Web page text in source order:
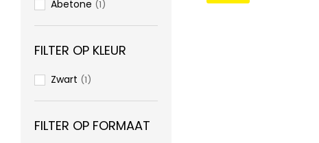
Abetone (1)
FILTER OP KLEUR
Zwart (1)
FILTER OP FORMAAT